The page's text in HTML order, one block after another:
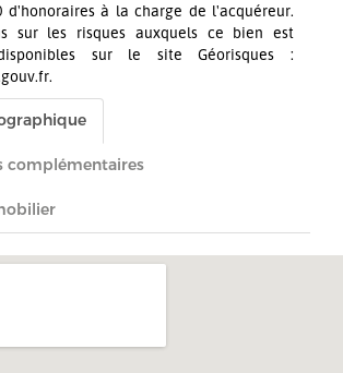
d'honoraires à la charge de l'acquéreur.
sur les risques auxquels ce bien est
sur le site Géorisques :
complémentaires